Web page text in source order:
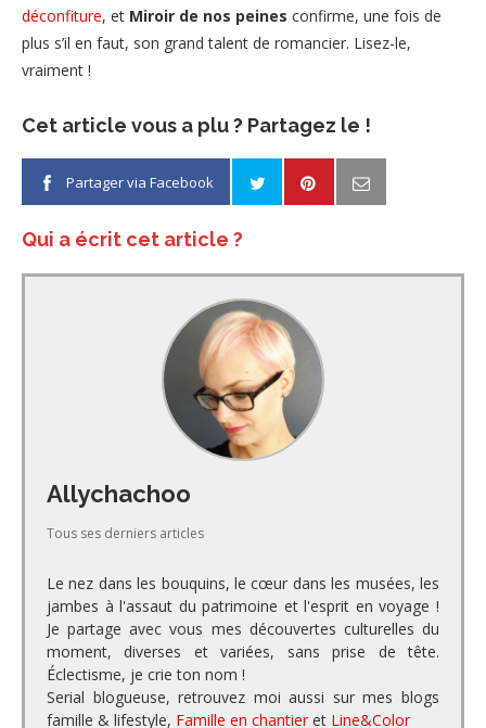
déconfiture, et Miroir de nos peines confirme, une fois de
plus s’il en faut, son grand talent de romancier. Lisez-le,
vraiment !
Cet article vous a plu ? Partagez le !
Partager via Facebook
Qui a écrit cet article ?
Allychachoo
Tous ses derniers articles
Le nez dans les bouquins, le cœur dans les musées, les
jambes à l'assaut du patrimoine et l'esprit en voyage !
Je partage avec vous mes découvertes culturelles du
moment, diverses et variées, sans prise de tête.
Éclectisme, je crie ton nom !
Serial blogueuse, retrouvez moi aussi sur mes blogs
famille & lifestyle, Famille en chantier et Line&Color